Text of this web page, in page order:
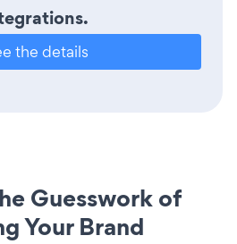
the details
Guesswork of
Your Brand